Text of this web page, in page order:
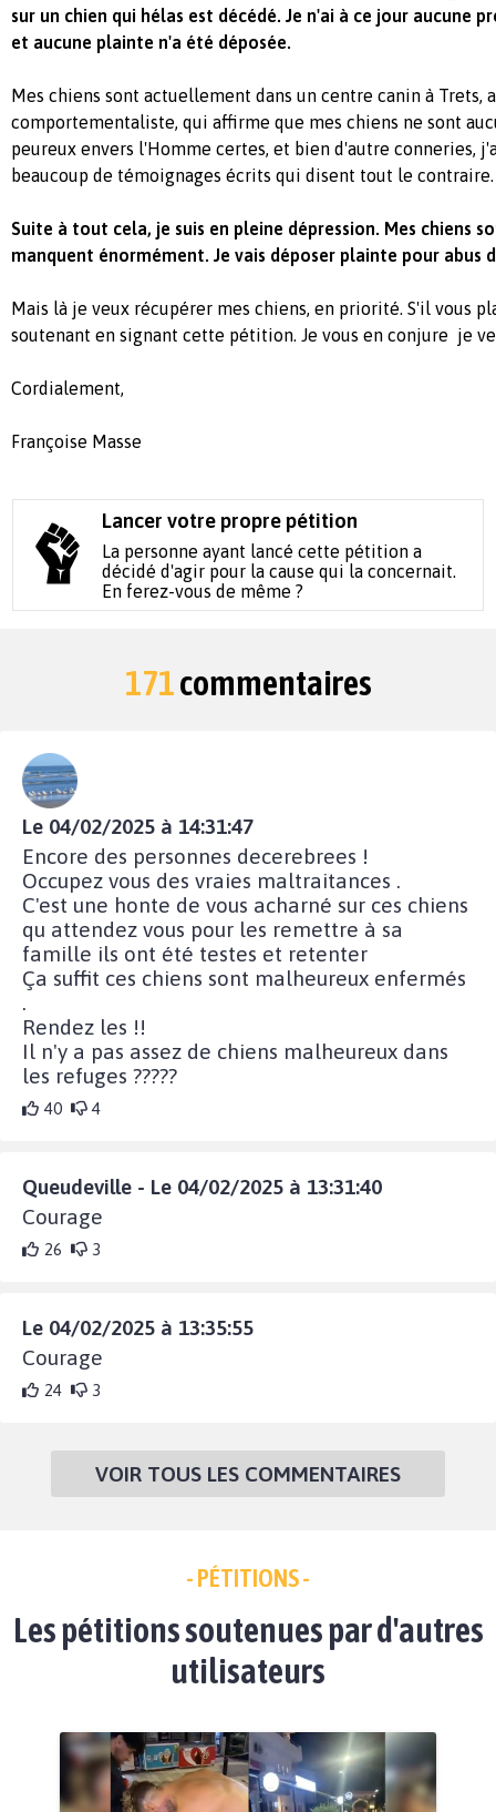
sur un chien qui hélas est décédé. Je n'ai à ce jour aucune
et aucune plainte n'a été déposée.
Mes chiens sont actuellement dans un centre canin à Trets,
comportementaliste, qui affirme que mes chiens ne sont
peureux envers l'Homme certes, et bien d'autre conneries,
beaucoup de témoignages écrits qui disent tout le contraire.
Suite à tout cela, je suis en pleine dépression. Mes chiens
manquent énormément. Je vais déposer plainte pour abus
Mais là je veux récupérer mes chiens, en priorité. S'il vous
soutenant en signant cette pétition. Je vous en conjure je
Cordialement,
Françoise Masse
Lancer votre propre pétition
La personne ayant lancé cette pétition a
décidé d'agir pour la cause qui la concernait.
En ferez-vous de même ?
171commentaires
Le 04/02/2025 à 14:31:47
Encore des personnes decerebrees !
Occupez vous des vraies maltraitances .
C'est une honte de vous acharné sur ces chiens
qu attendez vous pour les remettre à sa
famille ils ont été testes et retenter
Ça suffit ces chiens sont malheureux enfermés
.
Rendez les !!
Il n'y a pas assez de chiens malheureux dans
les refuges ?????
40 4
Queudeville - Le 04/02/2025 à 13:31:40
Courage
26 3
Le 04/02/2025 à 13:35:55
Courage
24 3
VOIR TOUS LES COMMENTAIRES
- PÉTITIONS -
Les pétitions soutenues par d'autres
utilisateurs